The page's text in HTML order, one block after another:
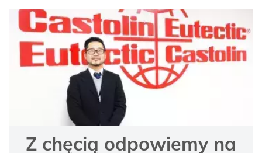
Z chęcią odpowiemy na